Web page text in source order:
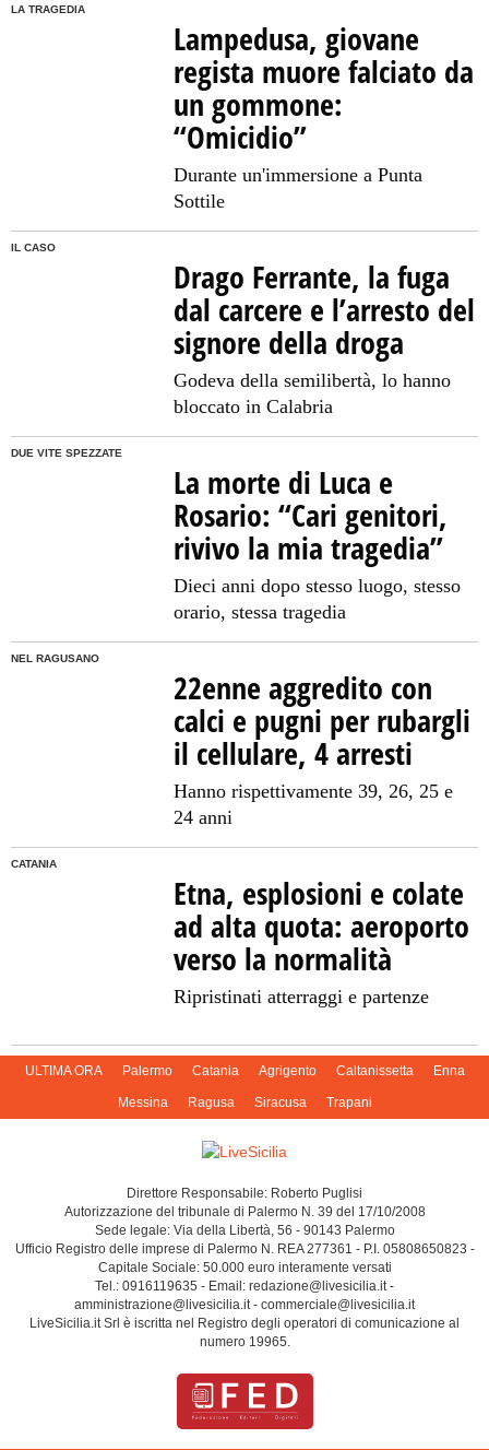
LA TRAGEDIA
Lampedusa, giovane
regista muore falciato da
un gommone:
“Omicidio”
Durante un'immersione a Punta
Sottile
IL CASO
Drago Ferrante, la fuga
dal carcere e l’arresto del
signore della droga
Godeva della semilibertà, lo hanno
bloccato in Calabria
DUE VITE SPEZZATE
La morte di Luca e
Rosario: “Cari genitori,
rivivo la mia tragedia”
Dieci anni dopo stesso luogo, stesso
orario, stessa tragedia
NEL RAGUSANO
22enne aggredito con
calci e pugni per rubargli
il cellulare, 4 arresti
Hanno rispettivamente 39, 26, 25 e
24 anni
CATANIA
Etna, esplosioni e colate
ad alta quota: aeroporto
verso la normalità
Ripristinati atterraggi e partenze
ULTIMA ORA Palermo Catania Agrigento Caltanissetta Enna
Messina Ragusa Siracusa Trapani
Direttore Responsabile: Roberto Puglisi
Autorizzazione del tribunale di Palermo N. 39 del 17/10/2008
Sede legale: Via della Libertà, 56 - 90143 Palermo
Ufficio Registro delle imprese di Palermo N. REA 277361 - P.I. 05808650823 -
Capitale Sociale: 50.000 euro interamente versati
Tel.: 0916119635 - Email: redazione@livesicilia.it -
amministrazione@livesicilia.it - commerciale@livesicilia.it
LiveSicilia.it Srl è iscritta nel Registro degli operatori di comunicazione al
numero 19965.